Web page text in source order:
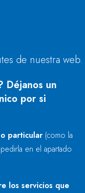
de nuestra web.
Déjanos un
por si
particular (como la
en el apartado
los servicios que